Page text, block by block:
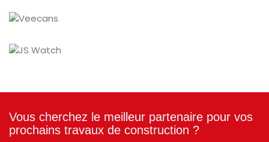
Vous cherchez le meilleur partenaire pour vos
prochains travaux de construction ?